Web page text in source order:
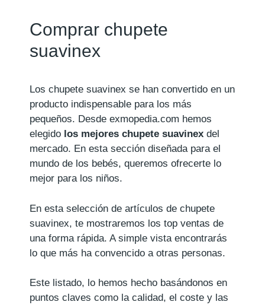
Comprar chupete
suavinex
Los chupete suavinex se han convertido en un
producto indispensable para los más
pequeños. Desde exmopedia.com hemos
elegido los mejores chupete suavinex del
mercado. En esta sección diseñada para el
mundo de los bebés, queremos ofrecerte lo
mejor para los niños.
En esta selección de artículos de chupete
suavinex, te mostraremos los top ventas de
una forma rápida. A simple vista encontrarás
lo que más ha convencido a otras personas.
Este listado, lo hemos hecho basándonos en
puntos claves como la calidad, el coste y las